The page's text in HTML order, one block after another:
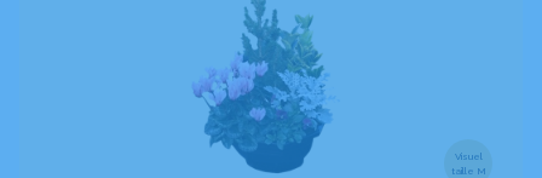
Visuel
taille M